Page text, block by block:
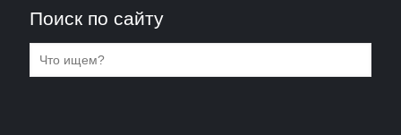
Поиск по сайту